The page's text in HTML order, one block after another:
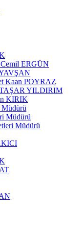
ERGÜN
Kaan POYRAZ
YILDIRIM
KIRIK
Müdürü
Müdürü